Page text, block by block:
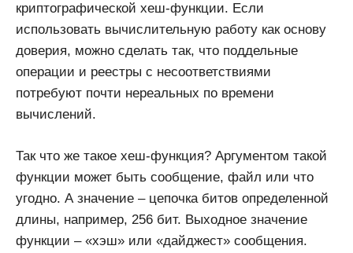
криптографической хеш-функции. Если
использовать вычислительную работу как основу
доверия, можно сделать так, что поддельные
операции и реестры с несоответствиями
потребуют почти нереальных по времени
вычислений.
Так что же такое хеш-функция? Аргументом такой
функции может быть сообщение, файл или что
угодно. А значение – цепочка битов определенной
длины, например, 256 бит. Выходное значение
функции – «хэш» или «дайджест» сообщения.